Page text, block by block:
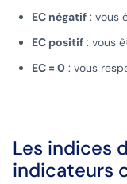
EC négatif : vous
EC positif : vous
EC = 0 : vous
Les indices
indicateurs